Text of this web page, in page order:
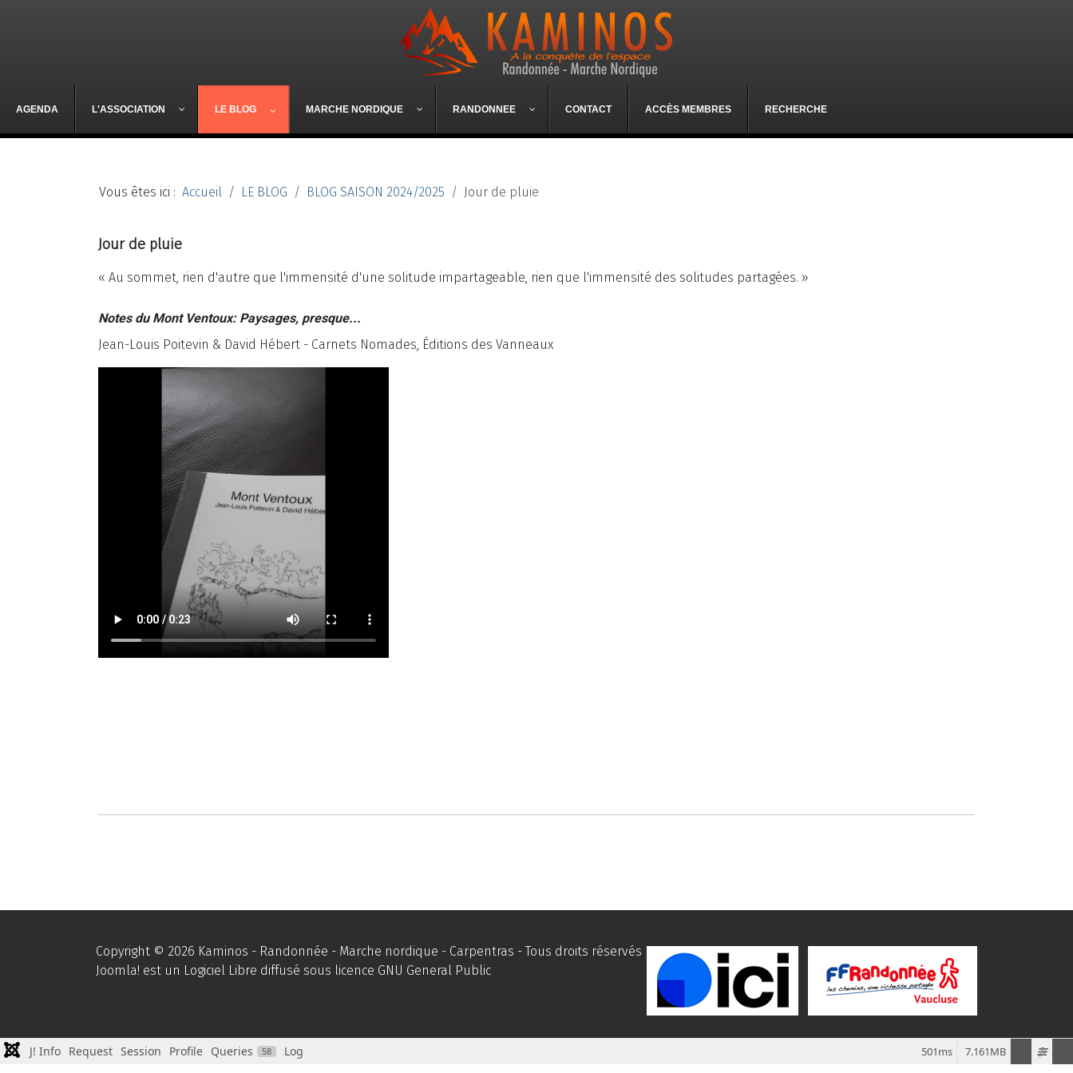
AGENDA L'ASSOCIATION LE BLOG MARCHE NORDIQUE RANDONNEE CONTACT ACCÈS MEMBRES RECHERCHE
Vous êtes ici : Accueil LE BLOG BLOG SAISON 2024/2025 Jour de pluie
Jour de pluie
« Au sommet, rien d'autre que l'immensité d'une solitude impartageable, rien que l'immensité des solitudes partagées. »
Notes du Mont Ventoux: Paysages, presque...
Jean-Louis Poitevin & David Hébert - Carnets Nomades, Éditions des Vanneaux
Copyright © 2026 Kaminos - Randonnée - Marche nordique - Carpentras - Tous droits réservés
Joomla! est un Logiciel Libre diffusé sous licence GNU General Public
J! Info Request Session Profile Queries 58 Log 7.161MB
501ms